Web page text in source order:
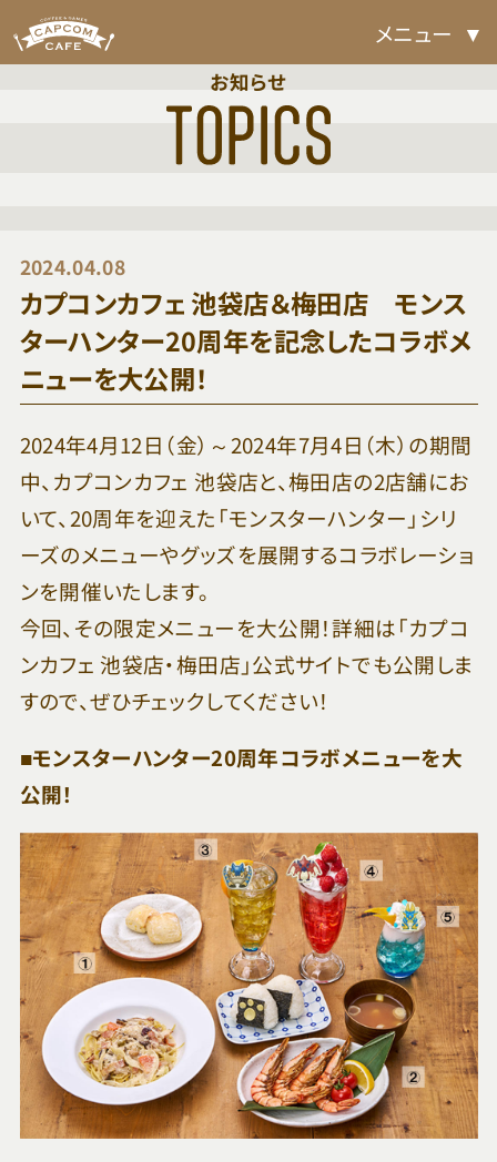
メニュー
お知らせ
2024.04.08
カプコンカフェ 池袋店＆梅田店 モンス
ターハンター20周年を記念したコラボメ
ニューを大公開！
2024年4月12日（金）～2024年7月4日（木）の期間
中、カプコンカフェ 池袋店と、梅田店の2店舗にお
いて、20周年を迎えた「モンスターハンター」シリ
ーズのメニューやグッズを展開するコラボレーショ
ンを開催いたします。
今回、その限定メニューを大公開！詳細は「カプコ
ンカフェ 池袋店・梅田店」公式サイトでも公開しま
すので、ぜひチェックしてください！
■モンスターハンター20周年コラボメニューを大
公開！